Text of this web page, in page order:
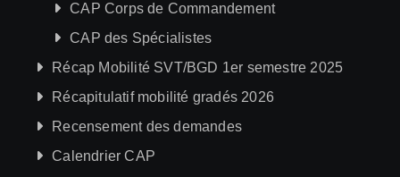
CAP Corps de Commandement
CAP des Spécialistes
Récap Mobilité SVT/BGD 1er semestre 2025
Récapitulatif mobilité gradés 2026
Recensement des demandes
Calendrier CAP